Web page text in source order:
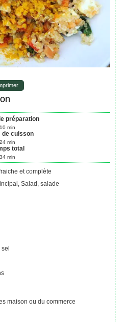
préparation
10 min
de cuisson
24 min
total
34 min
et complète
Salad, salade
maison ou du commerce